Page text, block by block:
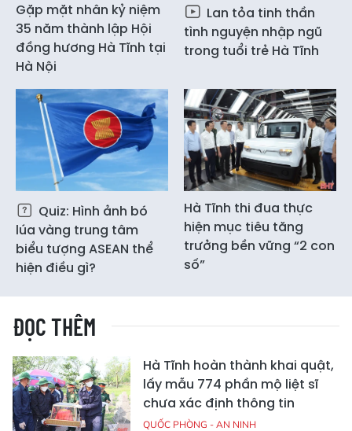
Gặp mặt nhân kỷ niệm
35 năm thành lập Hội
đồng hương Hà Tĩnh tại
Hà Nội
Lan tỏa tinh thần
tình nguyện nhập ngũ
trong tuổi trẻ Hà Tĩnh
Quiz: Hình ảnh bó
lúa vàng trung tâm
biểu tượng ASEAN thể
hiện điều gì?
Hà Tĩnh thi đua thực
hiện mục tiêu tăng
trưởng bền vững “2 con
số”
ĐỌC THÊM
Hà Tĩnh hoàn thành khai quật,
lấy mẫu 774 phần mộ liệt sĩ
chưa xác định thông tin
QUỐC PHÒNG - AN NINH